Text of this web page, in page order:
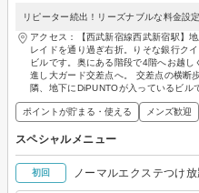
リピーター続出！リーズナブルな料金設
アクセス：【西武新宿線西武新宿駅】
レイドを通り過ぎ右折。りそな銀行ク
ビルです。奥にある階段で4階へお越
進し大ガード交差点へ。 交差点の横断
隣、地下にDiPUNTOが入っているビル
ポイントが貯まる・使える メンズ歓迎
スペシャルメニュー
初回 ノーマルエクステつけ